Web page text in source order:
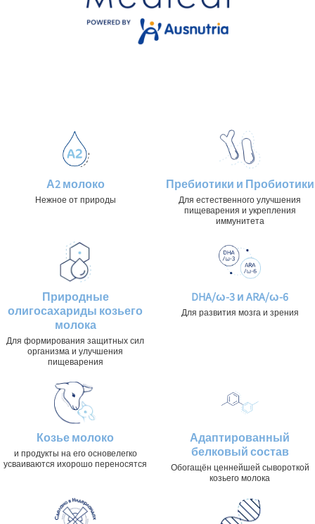
А2 молоко
Нежное от природы
Пребиотики и Пробиотики
Для естественного улучшения
пищеварения и укрепления
иммунитета
Природные
олигосахариды козьего
молока
Для формирования защитных сил
организма и улучшения
пищеварения
DHA/ω-3 и ARA/ω-6
Для развития мозга и зрения
Козье молоко
и продукты на его основелегко
усваиваются ихорошо переносятся
Адаптированный
белковый состав
Обогащён ценнейшей сывороткой
козьего молока